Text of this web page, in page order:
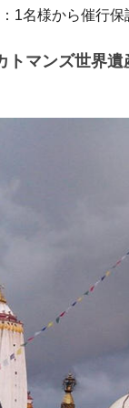
1名様から催行保
トマンズ世界